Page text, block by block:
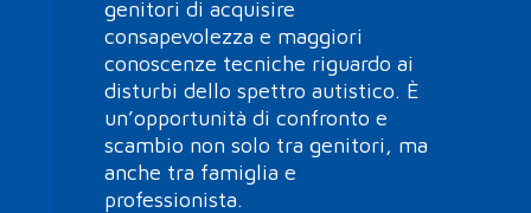
genitori di acquisire
consapevolezza e maggiori
conoscenze tecniche riguardo ai
disturbi dello spettro autistico. È
un’opportunità di confronto e
scambio non solo tra genitori, ma
anche tra famiglia e
professionista.